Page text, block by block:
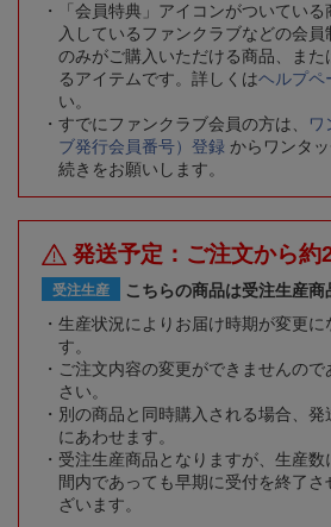
「会員特典」アイコンがついてい
入しているファンクラブなどの会
のみがご購入いただける商品、ま
るアイテムです。詳しくはヘルプペ
い。
すでにファンクラブ会員の方は、
ワ
ブ発行会員番号）登録 からワンタ
続きをお願いします。
発送予定：ご注文から約
受注生産
こちらの商品は受注生産商
生産状況によりお届け時期が変更に
す。
ご注文内容の変更ができませんの
さい。
別の商品と同時購入される場合、
にあわせます。
受注生産商品となりますが、生産
間内であっても早期に受付を終了
ざいます。